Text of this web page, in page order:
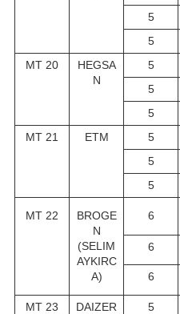
5
5
MT 20
HEGSA
N
5
5
5
MT 21
ETM 5
5
5
MT 22
BROGE
N
(SELIM
AYKIRC
A)
6
6
6
MT 23
DAIZER
5